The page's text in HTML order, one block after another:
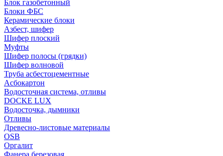
Блок газобетонный
Блоки ФБС
Керамические блоки
Азбест, шифер
Шифер плоский
Муфты
Шифер полосы (грядки)
Шифер волновой
Труба асбестоцементные
Асбокартон
Водосточная система, отливы
DOCKE LUX
Водосточка, дымники
Отливы
Древесно-листовые материалы
OSB
Оргалит
Фанера березовая